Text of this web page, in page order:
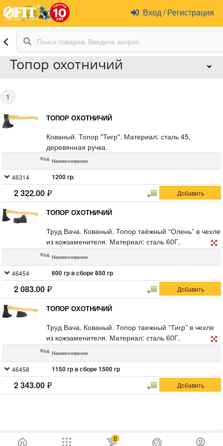
Вход /Регистрация
Топор охотничий
1
ТОПОР ОХОТНИЧИЙ
Кованый. Топор "Тигр". Материал: сталь 45,
деревянная ручка.
Код Наименование
46314 1200 гр.
2 322.00
ТОПОР ОХОТНИЧИЙ
Труд Вача. Кованый. Топор таёжный “Олень” в чехле
из кожзаменителя. Материал: сталь 60Г,
деревянная ручка.
Код Наименование
46454 600 гр в сборе 850 гр
2 083.00
ТОПОР ОХОТНИЧИЙ
Труд Вача. Кованый. Топор таежный “Тигр” в чехле
из кожзаменителя. Материал: сталь 60Г,
деревянная ручка.
Код Наименование
46458 1150 гр в сборе 1500 гр
2 343.00
0